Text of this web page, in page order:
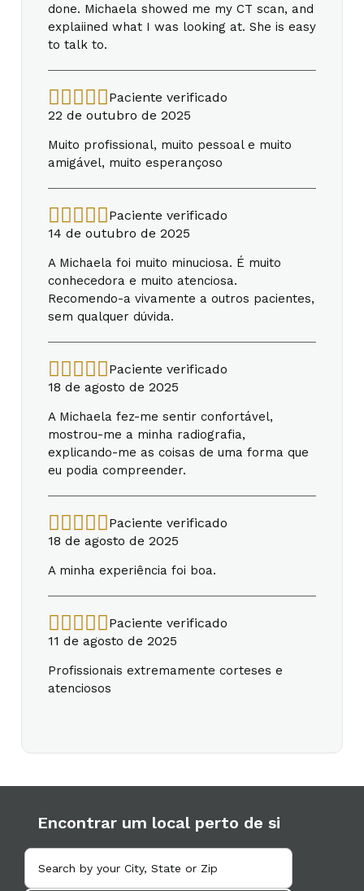
done. Michaela showed me my CT scan, and
explaiined what I was looking at. She is easy
to talk to.
Paciente verificado
22 de outubro de 2025
Muito profissional, muito pessoal e muito
amigável, muito esperançoso
Paciente verificado
14 de outubro de 2025
A Michaela foi muito minuciosa. É muito
conhecedora e muito atenciosa.
Recomendo-a vivamente a outros pacientes,
sem qualquer dúvida.
Paciente verificado
18 de agosto de 2025
A Michaela fez-me sentir confortável,
mostrou-me a minha radiografia,
explicando-me as coisas de uma forma que
eu podia compreender.
Paciente verificado
18 de agosto de 2025
A minha experiência foi boa.
Paciente verificado
11 de agosto de 2025
Profissionais extremamente corteses e
atenciosos
Encontrar um local perto de si